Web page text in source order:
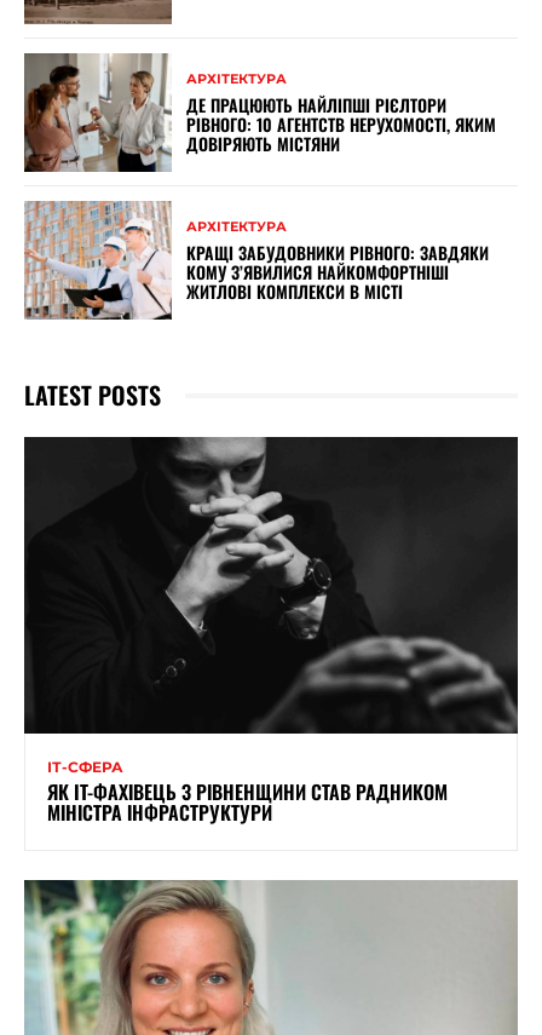
АРХІТЕКТУРА
ДЕ ПРАЦЮЮТЬ НАЙЛІПШІ РІЄЛТОРИ
РІВНОГО: 10 АГЕНТСТВ НЕРУХОМОСТІ, ЯКИМ
ДОВІРЯЮТЬ МІСТЯНИ
АРХІТЕКТУРА
КРАЩІ ЗАБУДОВНИКИ РІВНОГО: ЗАВДЯКИ
КОМУ З’ЯВИЛИСЯ НАЙКОМФОРТНІШІ
ЖИТЛОВІ КОМПЛЕКСИ В МІСТІ
LATEST POSTS
ІТ-СФЕРА
ЯК IT-ФАХІВЕЦЬ З РІВНЕНЩИНИ СТАВ РАДНИКОМ
МІНІСТРА ІНФРАСТРУКТУРИ